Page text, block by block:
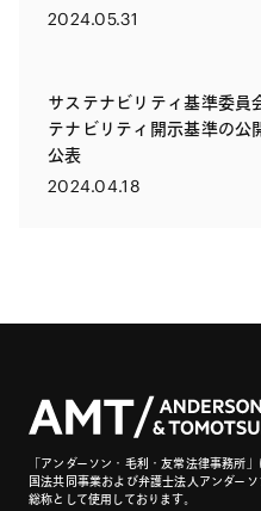
日）を実施
2024.05.31
サステナビリティ基準委員
テナビリティ開示基準の公
公表
2024.04.18
「アンダーソン・毛利・友常法律事務所
国法共同事業および弁護士法人アンダー
総称として使用しております。